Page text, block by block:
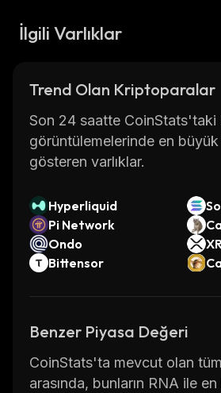
İlgili Varlıklar
Trend Olan Kriptoparalar
Son 24 saatte CoinStats'taki
görüntülemelerinde en
gösteren varlıklar.
Hyperliquid
Pi Network
Ondo
Bittensor
Benzer Piyasa Değeri
CoinStats'ta mevcut olan
arasında, bunların RNA ile